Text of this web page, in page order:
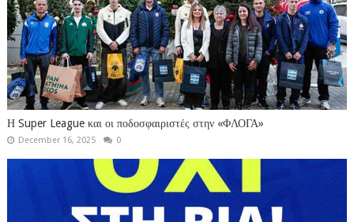
Η Super League και οι ποδοσφαιριστές στην «ΦΛΟΓΑ»
December 16, 2025 0